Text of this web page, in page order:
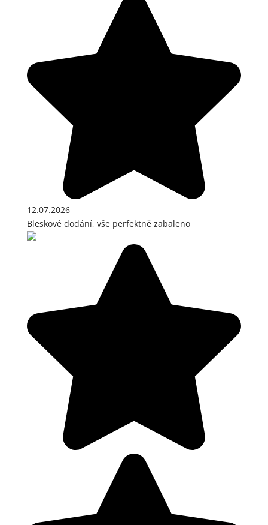
12.07.2026
Bleskové dodání, vše perfektně zabaleno